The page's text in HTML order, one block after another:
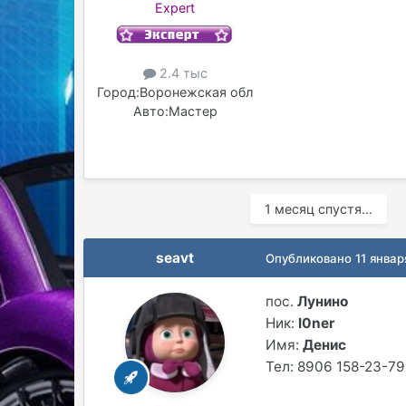
Expert
2.4 тыс
Город:Воронежская обл
Авто:Мастер
1 месяц спустя...
seavt Опубликовано11
пос.Лунино
Ник: l0ner
Имя: Денис
Тел: 8906 158-23-79